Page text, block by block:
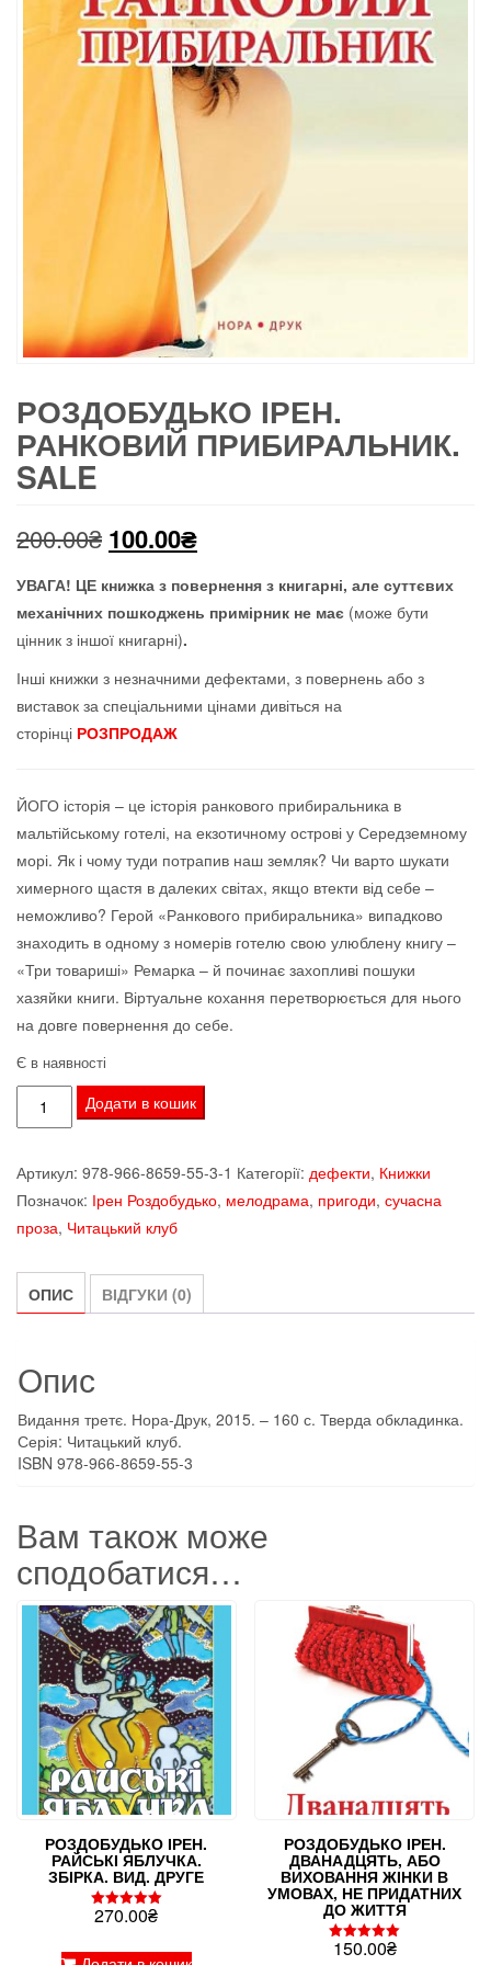
РОЗДОБУДЬКО ІРЕН.
РАНКОВИЙ ПРИБИРАЛЬНИК.
SALE
200.00₴ Оригінальна
ціна:
200.00₴.
100.00₴Поточна
ціна:
100.00₴.
УВАГА! ЦЕ книжка з повернення з книгарні, але суттєвих
механічних пошкоджень примірник не має (може бути
цінник з іншої книгарні).
Інші книжки з незначними дефектами, з повернень або з
виставок за спеціальними цінами дивіться на
сторінці РОЗПРОДАЖ
ЙОГО історія – це історія ранкового прибиральника в
мальтійському готелі, на екзотичному острові у Середземному
морі. Як і чому туди потрапив наш земляк? Чи варто шукати
химерного щастя в далеких світах, якщо втекти від себе –
неможливо? Герой «Ранкового прибиральника» випадково
знаходить в одному з номерів готелю свою улюблену книгу –
«Три товариші» Ремарка – й починає захопливі пошуки
хазяйки книги. Віртуальне кохання перетворюється для нього
на довге повернення до себе.
Є в наявності
Роздобудько
Ірен.
прибиральник.
SALE
кількість
Додати в кошик
Артикул: 978-966-8659-55-3-1 Категорії: дефекти, Книжки
Позначок: Ірен Роздобудько, мелодрама, пригоди, сучасна
проза, Читацький клуб
ОПИС ВІДГУКИ (0)
Опис
Видання третє. Нора-Друк, 2015. – 160 с. Тверда обкладинка.
Серія: Читацький клуб.
ISBN 978-966-8659-55-3
Вам також може
сподобатися…
РОЗДОБУДЬКО ІРЕН.
РАЙСЬКІ ЯБЛУЧКА.
ЗБІРКА. ВИД. ДРУГЕ
Оцінено в
270.00₴
РОЗДОБУДЬКО ІРЕН.
ДВАНАДЦЯТЬ, АБО
ВИХОВАННЯ ЖІНКИ В
УМОВАХ, НЕ ПРИДАТНИХ
ДО ЖИТТЯ
Оцінено в
150.00₴